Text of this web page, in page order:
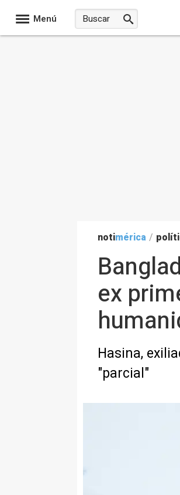
Menú
notimérica /
ex
Hasina,
"parcial"